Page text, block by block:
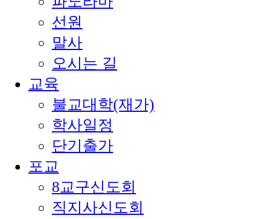
선원
말사
오시는 길
교육
불교대학(재가)
학사일정
단기출가
포교
8교구신도회
직지사신도회